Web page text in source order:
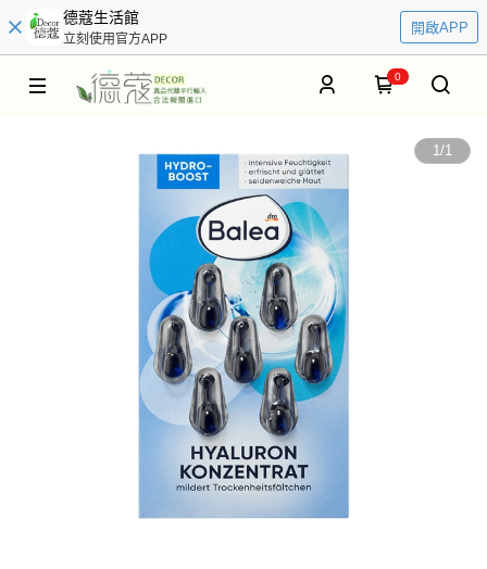
德蔻生活館
立刻使用官方APP
開啟APP
0
1/1